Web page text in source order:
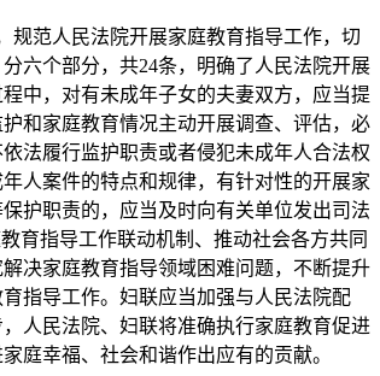
范人民法院开展家庭教育指导工作，切
六个部分，共24条，明确了人民法院开展
中，对有未成年子女的夫妻双方，应当提
和家庭教育情况主动开展调查、评估，必
法履行监护职责或者侵犯未成年人合法权
人案件的特点和规律，有针对性的开展家
护职责的，应当及时向有关单位发出司法
育指导工作联动机制、推动社会各方共同
决家庭教育指导领域困难问题，不断提升
指导工作。妇联应当加强与人民法院配
人民法院、妇联将准确执行家庭教育促进
庭幸福、社会和谐作出应有的贡献。